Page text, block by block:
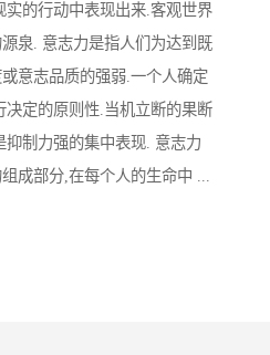
的行动中表现出来.客观世界
泉. 意志力是指人们为达到既
意志品质的强弱.一个人确定
决定的原则性.当机立断的果断
制力强的集中表现. 意志力
成部分,在每个人的生命中 ...